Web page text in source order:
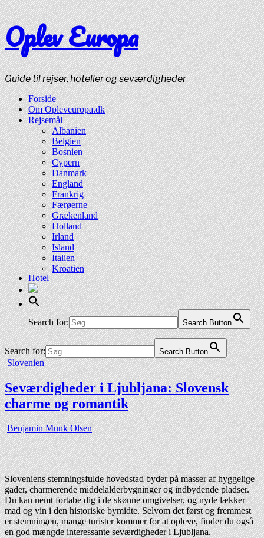
Oplev Europa
Guide til rejser, hoteller og seværdigheder
Forside
Om Opleveuropa.dk
Rejsemål
Albanien
Belgien
Bosnien
Cypern
Danmark
England
Frankrig
Færøerne
Grækenland
Holland
Irland
Island
Italien
Kroatien
Liechtenstein
Litauen
Luxembourg
Malta
Moldova
Norge
Polen
Portugal
Rumænien
Rusland
Schweiz
Serbien
Slovakiet
Slovenien
Spanien
Sverige
Tjekkiet
Tyrkiet
Tyskland
Ukraine
Ungarn
Østrig
Hotel
Search for: Search Button
Search for: Search Button
Posted
in
Slovenien
Seværdigheder i Ljubljana: Slovensk
charme og romantik
Benjamin Munk Olsen
Sloveniens stemningsfulde hovedstad byder på masser af hyggelige
gader, charmerende middelalderbygninger og indbydende pladser.
Du kan nemt fortabe dig i de skønne omgivelser, og nyde lækker
mad og vin i den historiske bymidte. Selvom det først og fremmest
er stemningen, mange turister kommer for at opleve, finder du også
en god mængde interessante seværdigheder i Ljubljana.